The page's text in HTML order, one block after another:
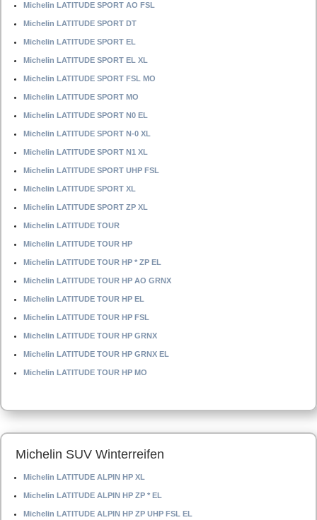
Michelin LATITUDE SPORT AO FSL
Michelin LATITUDE SPORT DT
Michelin LATITUDE SPORT EL
Michelin LATITUDE SPORT EL XL
Michelin LATITUDE SPORT FSL MO
Michelin LATITUDE SPORT MO
Michelin LATITUDE SPORT N0 EL
Michelin LATITUDE SPORT N-0 XL
Michelin LATITUDE SPORT N1 XL
Michelin LATITUDE SPORT UHP FSL
Michelin LATITUDE SPORT XL
Michelin LATITUDE SPORT ZP XL
Michelin LATITUDE TOUR
Michelin LATITUDE TOUR HP
Michelin LATITUDE TOUR HP * ZP EL
Michelin LATITUDE TOUR HP AO GRNX
Michelin LATITUDE TOUR HP EL
Michelin LATITUDE TOUR HP FSL
Michelin LATITUDE TOUR HP GRNX
Michelin LATITUDE TOUR HP GRNX EL
Michelin LATITUDE TOUR HP MO
Michelin SUV Winterreifen
Michelin LATITUDE ALPIN HP XL
Michelin LATITUDE ALPIN HP ZP * EL
Michelin LATITUDE ALPIN HP ZP UHP FSL EL